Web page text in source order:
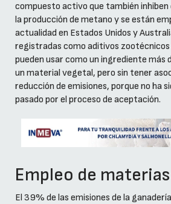
compuesto activo que también
la producción de metano y se están
actualidad en Estados Unidos y
registradas como aditivos zootécnicos
pueden usar como un ingrediente más
un material vegetal, pero sin tener
reducción de emisiones, porque no ha
pasado por el proceso de aceptación.
Empleo de
El 39% de las emisiones de la